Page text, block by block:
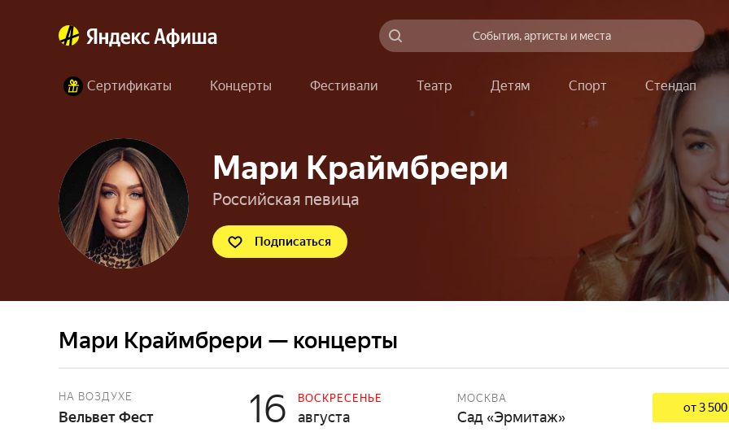
События, артисты и места
Сертификаты Концерты Фестивали Театр Детям Спорт Стендап
Мари Краймбрери
Российская певица
Подписаться
Мари Краймбрери — концерты
НА ВОЗДУХЕ
Вельвет Фест 16 ВОСКРЕСЕНЬЕ
августа
МОСКВА
Сад «Эрмитаж»
от 3